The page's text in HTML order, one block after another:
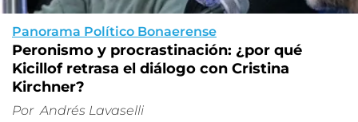
Panorama Político Bonaerense
Peronismo y procrastinación: ¿por qué
Kicillof retrasa el diálogo con Cristina
Kirchner?
Por Andrés Lavaselli